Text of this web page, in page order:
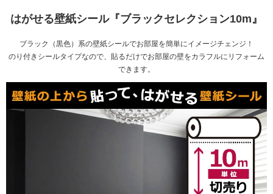
はがせる壁紙シール『ブラックセレクション10m』
ブラック（黒色）系の壁紙シールでお部屋を簡単にイメージチェンジ！
のり付きシールタイプなので、貼るだけでお部屋の壁をカラフルにリフォーム
できます。